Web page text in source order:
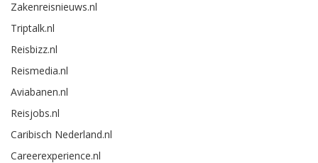
Zakenreisnieuws.nl
Triptalk.nl
Reisbizz.nl
Reismedia.nl
Aviabanen.nl
Reisjobs.nl
Caribisch Nederland.nl
Careerexperience.nl